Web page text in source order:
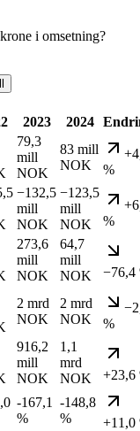
i omsetning?
2023 2024
79,3
mill
NOK
83 mill
NOK
%
−132,5
mill
NOK
−123,5
mill
NOK
%
273,6
mill
NOK
64,7
mill
NOK
−76,4
2 mrd
NOK
2 mrd
NOK
%
916,2
mill
NOK
1,1
mrd
NOK
+23,6
-167,1
%
-148,8
%
+11,0